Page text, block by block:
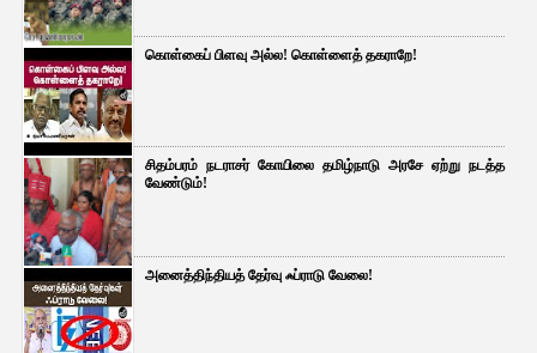
கொள்கைப் பிளவு அல்ல! கொள்ளைத் தகராறே!
சிதம்பரம் நடராசர் கோயிலை தமிழ்நாடு அரசே ஏற்று நடத்த
வேண்டும்!
அனைத்திந்தியத் தேர்வு ஃப்ராடு வேலை!